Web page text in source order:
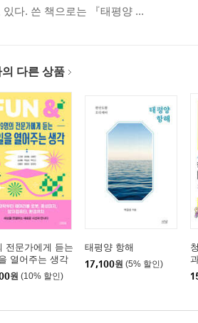
있다. 쓴 책으로는 『태평양 ...
의 다른 상품
전문가에게 듣는
열어주는 생각
원 (10% 할인)
태평양 항해
17,100원 (5% 할인)